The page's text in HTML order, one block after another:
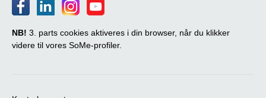
NB! 3. parts cookies aktiveres i din browser, når du klikker
videre til vores SoMe-profiler.